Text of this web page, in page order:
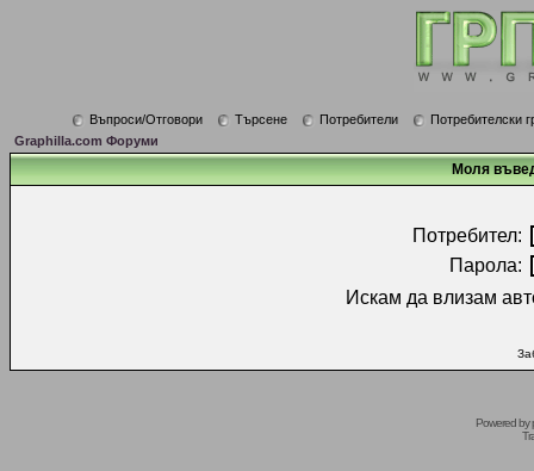
Въпроси/Отговори Търсене Потребители
Потребителски
Graphilla.com Форуми
Моля
Потребител:
Парола:
Искам да влизам
Powered by